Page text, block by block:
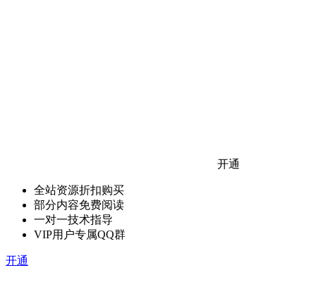
开通
全站资源折扣购买
部分内容免费阅读
一对一技术指导
VIP用户专属QQ群
开通